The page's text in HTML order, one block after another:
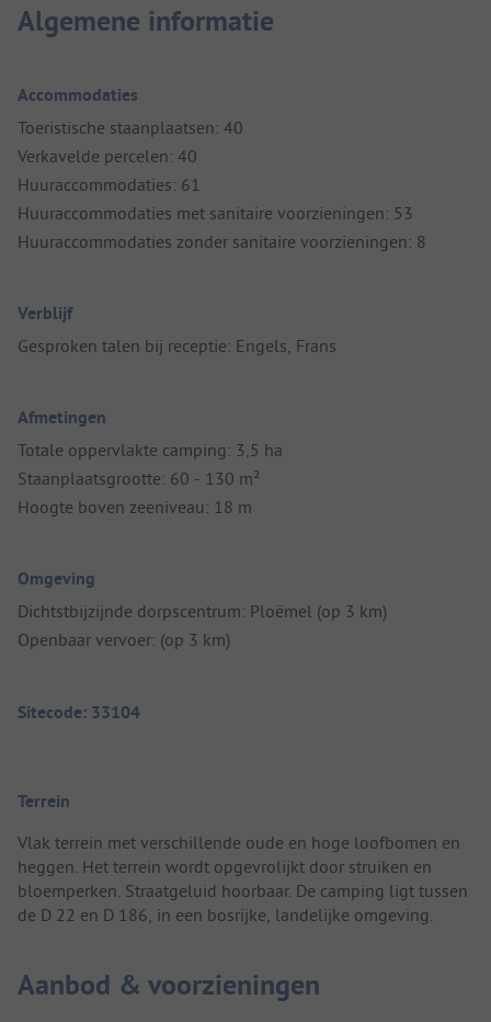
Algemene informatie
Accommodaties
Toeristische staanplaatsen: 40
Verkavelde percelen: 40
Huuraccommodaties: 61
Huuraccommodaties met sanitaire voorzieningen: 53
Huuraccommodaties zonder sanitaire voorzieningen: 8
Verblijf
Gesproken talen bij receptie: Engels, Frans
Afmetingen
Totale oppervlakte camping: 3,5 ha
Staanplaatsgrootte: 60 - 130 m²
Hoogte boven zeeniveau: 18 m
Omgeving
Dichtstbijzijnde dorpscentrum: Ploëmel (op 3 km)
Openbaar vervoer: (op 3 km)
Sitecode: 33104
Terrein
Vlak terrein met verschillende oude en hoge loofbomen en
heggen. Het terrein wordt opgevrolijkt door struiken en
bloemperken. Straatgeluid hoorbaar. De camping ligt tussen
de D 22 en D 186, in een bosrijke, landelijke omgeving.
Aanbod & voorzieningen